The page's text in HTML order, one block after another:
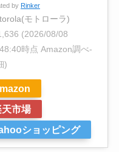
by Rinker
モトローラ)
(2026/08/08
時点 Amazon調べ-
)
市場
ショッピング